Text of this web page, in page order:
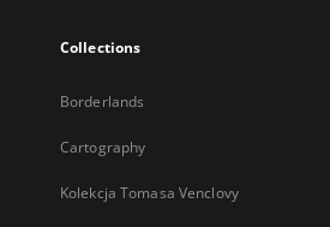
Collections
Borderlands
Cartography
Kolekcja Tomasa Venclovy